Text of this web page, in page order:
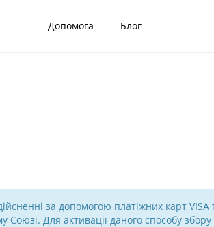
Допомога Блог
за допомогою платіжних карт
Для активації даного способу збору